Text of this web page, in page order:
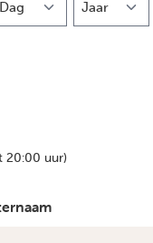
20:00 uur)